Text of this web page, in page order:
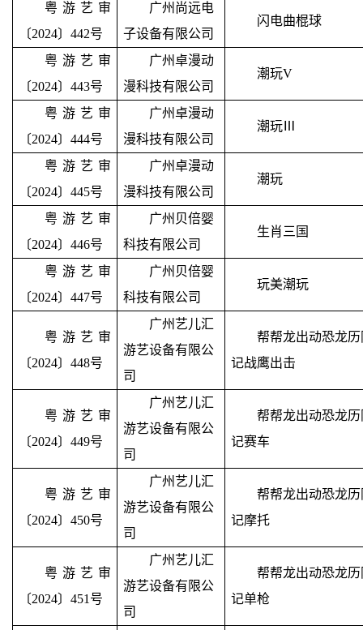
粤游艺审
〔2024〕442号
广州尚远电
子设备有限公司
闪电曲棍球
粤游艺审
〔2024〕443号
广州卓漫动
漫科技有限公司
潮玩V
粤游艺审
〔2024〕444号
广州卓漫动
漫科技有限公司
潮玩
粤游艺审
〔2024〕445号
广州卓漫动
漫科技有限公司
潮玩
粤游艺审
〔2024〕446号
广州贝倍婴
科技有限公司
生肖三国
粤游艺审
〔2024〕447号
广州贝倍婴
科技有限公司
玩美潮玩
粤游艺审
〔2024〕448号
广州艺儿汇
游艺设备有限公
司
帮帮龙出动恐龙历
记战鹰出击
粤游艺审
〔2024〕449号
广州艺儿汇
游艺设备有限公
司
帮帮龙出动恐龙历
记赛车
粤游艺审
〔2024〕450号
广州艺儿汇
游艺设备有限公
司
帮帮龙出动恐龙历
记摩托
粤游艺审
〔2024〕451号
广州艺儿汇
游艺设备有限公
司
帮帮龙出动恐龙历
记单枪